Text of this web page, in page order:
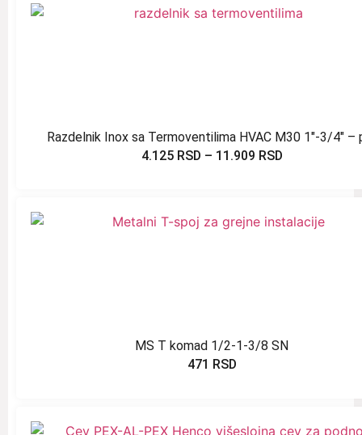
Razdelnik Inox sa Termoventilima HVAC M30 1″-3/4″ –
4.125 RSD – 11.909 RSD
MS T komad 1/2-1-3/8 SN
471 RSD